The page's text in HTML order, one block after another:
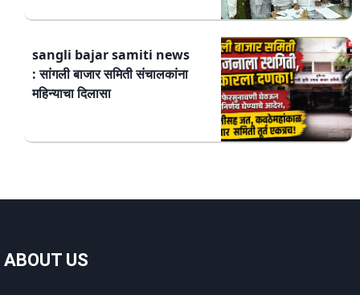
sangli bajar samiti news
: सांगली बाजार समिती संचालकांना
महिन्याचा दिलासा
ABOUT US